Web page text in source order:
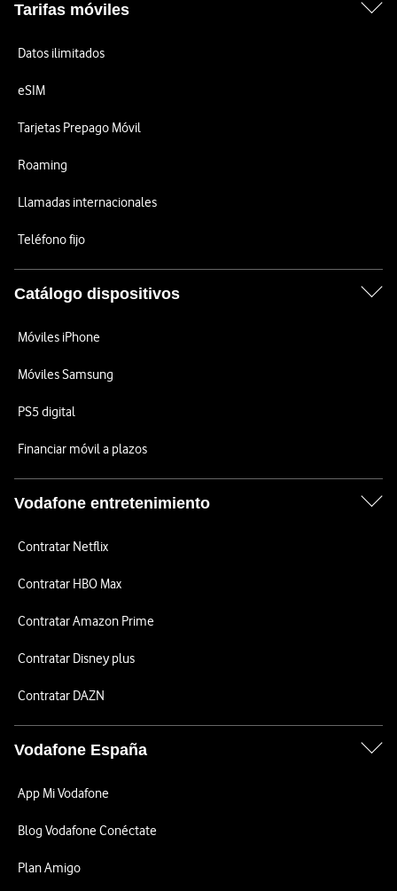
Tarifas móviles
Datos ilimitados
eSIM
Tarjetas Prepago Móvil
Roaming
Llamadas internacionales
Teléfono fijo
Catálogo dispositivos
Móviles iPhone
Móviles Samsung
PS5 digital
Financiar móvil a plazos
Vodafone entretenimiento
Contratar Netflix
Contratar HBO Max
Contratar Amazon Prime
Contratar Disney plus
Contratar DAZN
Vodafone España
App Mi Vodafone
Blog Vodafone Conéctate
Plan Amigo